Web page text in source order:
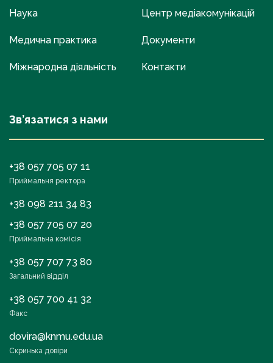
Наука
Медична практика
Міжнародна діяльність
Центр медіакомунікацій
Документи
Контакти
Зв’язатися з нами
+38 057 705 07 11
Приймальня ректора
+38 098 211 34 83
+38 057 705 07 20
Приймальна комісія
+38 057 707 73 80
Загальний відділ
+38 057 700 41 32
Факс
dovira@knmu.edu.ua
Скринька довіри